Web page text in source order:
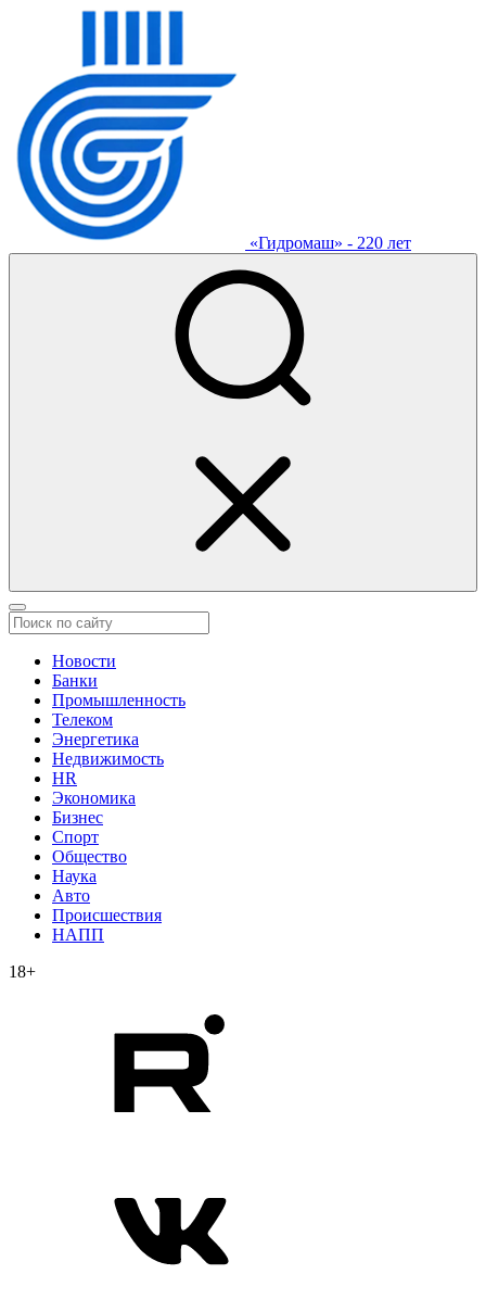
«Гидромаш» - 220 лет
Новости
Банки
Промышленность
Телеком
Энергетика
Недвижимость
HR
Экономика
Бизнес
Спорт
Общество
Наука
Авто
Происшествия
НАПП
18+